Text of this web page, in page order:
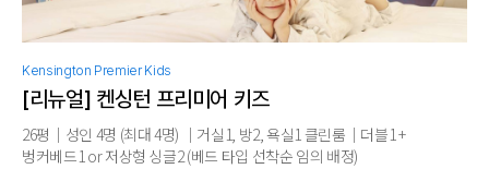
Kensington Premier Kids
[리뉴얼] 켄싱턴 프리미어 키즈
26평｜성인 4명 (최대 4명) ｜거실1, 방2, 욕실1 클린룸｜더블1 +
벙커베드1 or 저상형 싱글2 (베드 타입 선착순 임의 배정)